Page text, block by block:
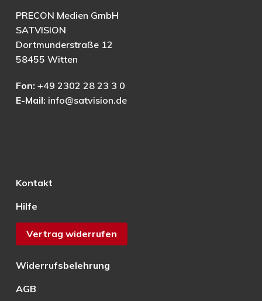
PRECON Medien GmbH
SATVISION
Dortmunderstraße 12
58455 Witten
Fon: +49 2302 28 23 3 0
E-Mail: info@satvision.de
Kontakt
Hilfe
Vertrag widerrufen
Widerrufsbelehrung
AGB